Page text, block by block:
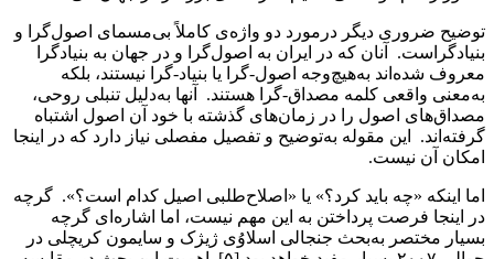
توضیح ضروری دیگر درمورد دو واژه‌ی کاملاً بی‌مسمای اصول‌گرا و
بنیادگراست. آنان که در ایران به اصول‌گرا و در جهان به بنیادگرا
معروف شده‌اند به‌هیچ‌وجه اصول-گرا یا بنیاد-گرا نیستند، بلکه
به‌معنی واقعی کلمه مصداق-گرا هستند. آنها به‌دلیل تنبلی روحی،
مصداق‌های اصول را در زمان‌های گذشته با خود آن اصول اشتباه
گرفته‌اند. این مقوله به‌توضیح و تفصیل مفصلی نیاز دارد که در اینجا
امکان آن نیست.
اما اینکه «چه باید کرد؟» یا «اصلاح‌طلبی اصیل کدام است؟». گرچه
در اینجا فرصت پرداختن به این مهم نیست، اما اشاره‌ای گرچه
بسیار مختصر به‌بحث جنجالی اسلاوُی ژیژک و سایمون کریچلی در